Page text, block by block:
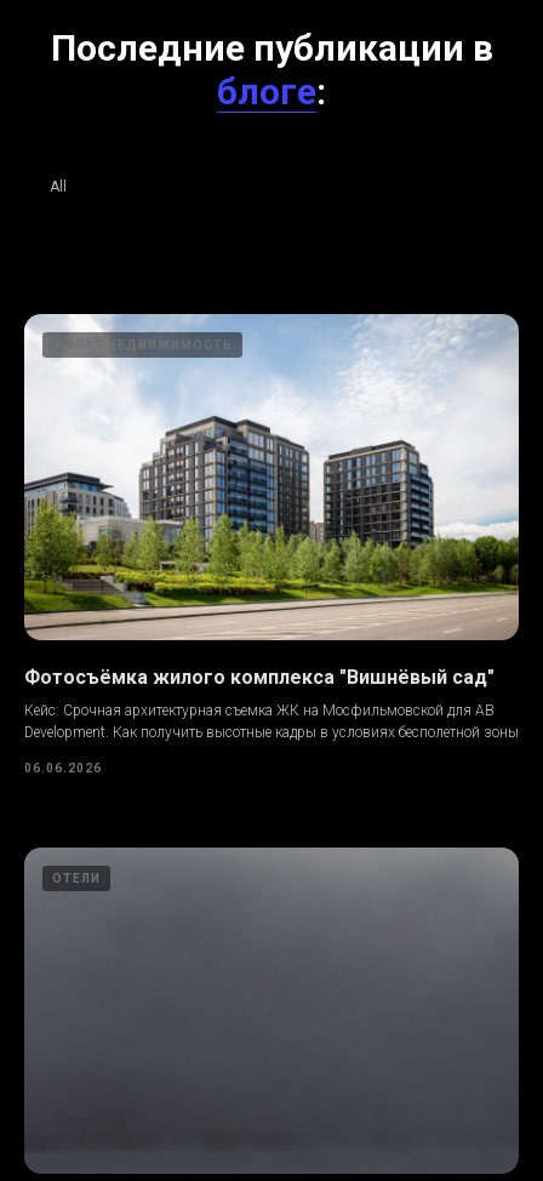
Последние публикации в
блоге:
All
ЖИЛАЯ НЕДВИЖИМОСТЬ
Фотосъёмка жилого комплекса "Вишнёвый сад"
Кейс: Срочная архитектурная съемка ЖК на Мосфильмовской для AB
Development. Как получить высотные кадры в условиях бесполетной зоны
06.06.2026
ОТЕЛИ